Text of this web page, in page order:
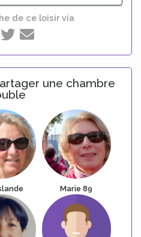
de ce loisir via
une chambre
Marie 89